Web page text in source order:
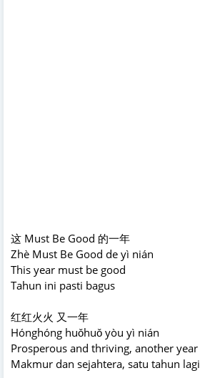
这 Must Be Good 的一年
Zhè Must Be Good de yì nián
This year must be good
Tahun ini pasti bagus
红红火火 又一年
Hónghóng huǒhuǒ yòu yì nián
Prosperous and thriving, another year
Makmur dan sejahtera, satu tahun lagi